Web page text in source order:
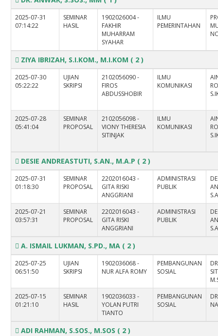
2025-07-31
07:14:22
SEMINAR
HASIL
1902026004 -
FAKHIR
MUHARRAM
SYAHAR
ILMU
PEMERINTAHAN
ZIYA IBRIZAH, S.I.KOM., M.I.KOM ( 2 )
2025-07-30
05:22:22
UJIAN
SKRIPSI
2102056090 -
FIROS
ABDUSSHOBIR
ILMU
KOMUNIKASI
2025-07-28
05:41:04
SEMINAR
PROPOSAL
2102056098 -
VIONY THERESIA
SITINJAK
ILMU
KOMUNIKASI
DESIE ANDREASTUTI, S.AN., M.A.P ( 2 )
2025-07-31
01:18:30
SEMINAR
PROPOSAL
2202016043 -
GITA RISKI
ANGGRIANI
ADMINISTRASI
PUBLIK
2025-07-21
03:57:31
SEMINAR
PROPOSAL
2202016043 -
GITA RISKI
ANGGRIANI
ADMINISTRASI
PUBLIK
A. ISMAIL LUKMAN, S.PD., MA ( 2 )
2025-07-25
06:51:50
UJIAN
SKRIPSI
1902036068 -
NUR ALFA ROMY
PEMBANGUNAN
SOSIAL
2025-07-15
01:21:10
SEMINAR
HASIL
1902036033 -
YOLAN PUTRI
TIANTO
PEMBANGUNAN
SOSIAL
ADI RAHMAN, S.SOS., M.SOS ( 2 )